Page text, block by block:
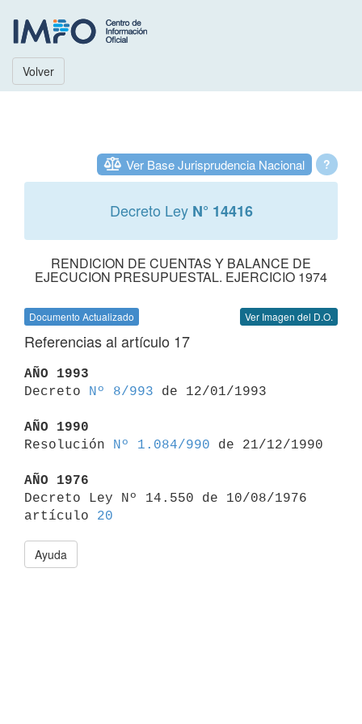
Volver
?
Ver Base Jurisprudencia Nacional
Decreto Ley N° 14416
RENDICION DE CUENTAS Y BALANCE DE
EJECUCION PRESUPUESTAL. EJERCICIO 1974
Documento Actualizado Ver Imagen del D.O.
Referencias al artículo 17
AÑO 1993
Decreto
Nº 8/993 de 12/01/1993
AÑO 1990
Resolución
Nº 1.084/990 de 21/12/1990
AÑO 1976
Decreto Ley Nº 14.550 de 10/08/1976
artículo 20
Ayuda